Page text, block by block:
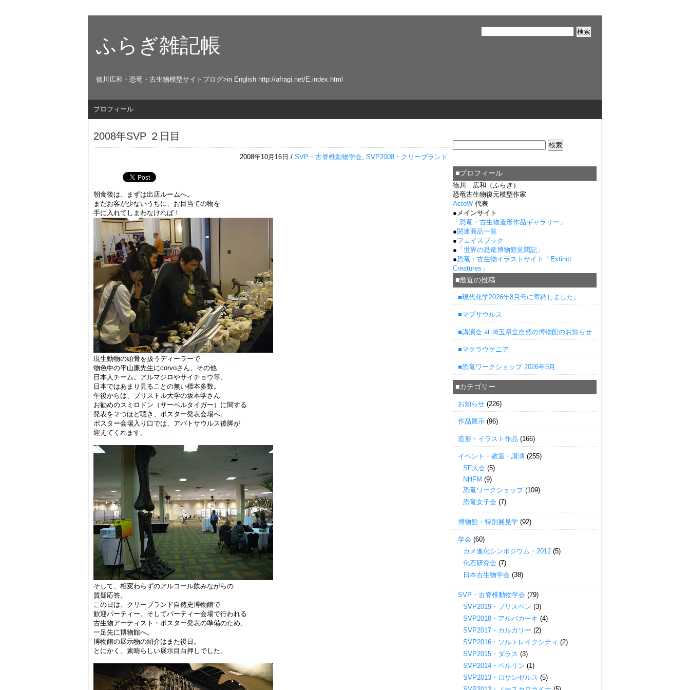
ふらぎ雑記帳
徳川広和・恐竜・古生物模型サイトブログ>in English http://afragi.net/E.index.html
プロフィール
2008年SVP ２日目
2008年10月16日 / SVP・古脊椎動物学会, SVP2008・クリーブランド
朝食後は、まずは出店ルームへ。
まだお客が少ないうちに、お目当ての物を
手に入れてしまわなければ！
現生動物の頭骨を扱うディーラーで
物色中の平山廉先生にcorvoさん、その他
日本人チーム。アルマジロやサイチョウ等、
日本ではあまり見ることの無い標本多数。
午後からは、ブリストル大学の坂本学さん
お勧めのスミロドン（サーベルタイガー）に関する
発表を２つほど聴き、ポスター発表会場へ。
ポスター会場入り口では、アパトサウルス後脚が
迎えてくれます。
そして、相変わらずのアルコール飲みながらの
質疑応答。
この日は、クリーブランド自然史博物館で
歓迎パーティー。そしてパーティー会場で行われる
古生物アーティスト・ポスター発表の準備のため、
一足先に博物館へ。
博物館の展示物の紹介はまた後日。
とにかく、素晴らしい展示目白押しでした。
■プロフィール
徳川 広和（ふらぎ）
恐竜古生物復元模型作家
ActoW 代表
●メインサイト
「 恐竜・古生物造形作品ギャラリー 」
●関連商品一覧
●フェイスブック
● 「世界の恐竜博物館見聞記」
●恐竜・古生物イラストサイト「Extinct
Creatures」
■最近の投稿
■現代化学2026年8月号に寄稿しました。
■マプサウルス
■講演会 at 埼玉県立自然の博物館のお知らせ
■マクラウケニア
■恐竜ワークショップ 2026年5月
■カテゴリー
お知らせ (226)
作品展示 (96)
造形・イラスト作品 (166)
イベント・教室・講演 (255)
SF大会 (5)
NHFM (9)
恐竜ワークショップ(109)
恐竜女子会 (7)
博物館・特別展見学 (92)
学会 (60)
カメ進化シンポジウム・2012 (5)
化石研究会 (7)
日本古生物学会 (38)
SVP・古脊椎動物学会 (79)
SVP2019・ブリスベン (3)
SVP2018・アルバカーキ (4)
SVP2017・カルガリー (2)
SVP2016・ソルトレイクシティ (2)
SVP2015・ダラス (3)
SVP2014・ベルリン (1)
SVP2013・ロサンゼルス (5)